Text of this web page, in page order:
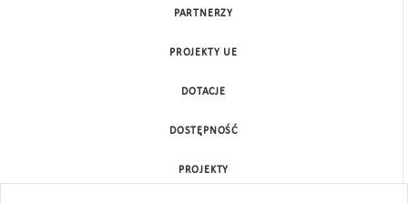
PARTNERZY
PROJEKTY UE
DOTACJE
DOSTĘPNOŚĆ
PROJEKTY